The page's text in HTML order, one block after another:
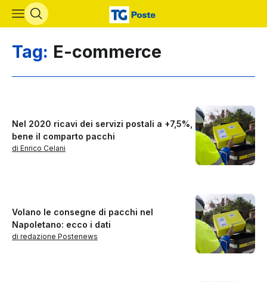
Vai al contenuto principale
Tag: E-commerce
Nel 2020 ricavi dei servizi postali a +7,5%,
bene il comparto pacchi
di Enrico Celani
Volano le consegne di pacchi nel
Napoletano: ecco i dati
di redazione Postenews